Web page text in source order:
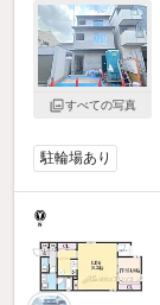
すべての写真
駐輪場あり